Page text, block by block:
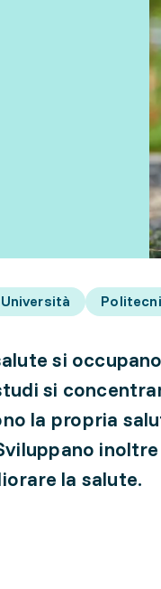
Università
si
si
la propria
la salute.